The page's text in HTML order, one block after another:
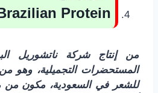
Protein
من إنتاج شركة ناتشوريل
المستحضرات التجميلية، وهو
للشعر في السعودية، مكون من